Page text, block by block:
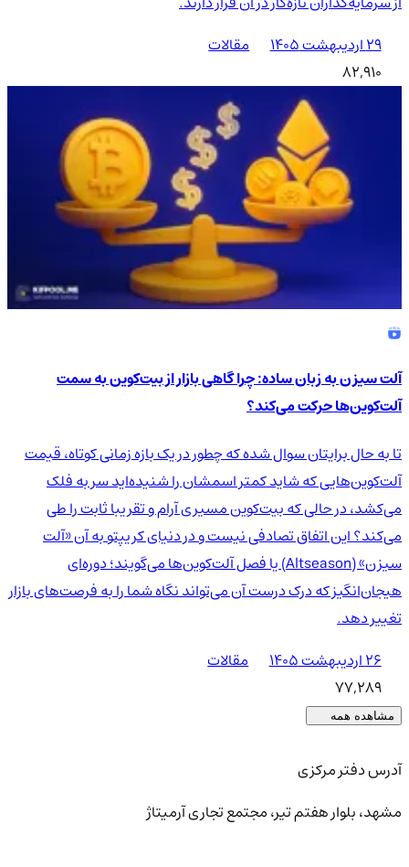
۲۹ اردیبهشت ۱۴۰۵
مقالات
82,910
آلت سیزن به زبان ساده: چرا گاهی بازار از بیت‌کوین به سمت
آلت‌کوین‌ها حرکت می‌کند؟
تا به حال برایتان سوال شده که چطور در یک بازه زمانی کوتاه، قیمت
آلت‌کوین‌هایی که شاید کمتر اسمشان را شنیده‌اید سر به فلک
می‌کشد، در حالی که بیت‌کوین مسیری آرام و تقریبا ثابت را طی
می‌کند؟ این اتفاق تصادفی نیست و در دنیای کریپتو به آن «آلت
سیزن» (Altseason) یا فصل آلت‌کوین‌ها می‌گویند؛ دوره‌ای
هیجان‌انگیز که درک درست آن می‌تواند نگاه شما را به فرصت‌های بازار
تغییر دهد.
۲۶ اردیبهشت ۱۴۰۵
مقالات
77,289
مشاهده همه
آدرس دفتر مرکزی
مشهد، بلوار هفتم تیر، مجتمع تجاری آرمیتاژ